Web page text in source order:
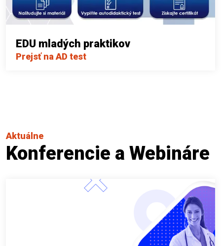
EDU mladých praktikov
Prejsť na AD test
Aktuálne
Konferencie a Webináre